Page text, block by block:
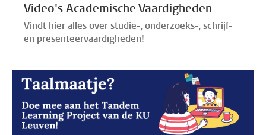
Video's Academische Vaardigheden
Vindt hier alles over studie-, onderzoeks-, schrijf-
en presenteervaardigheden!